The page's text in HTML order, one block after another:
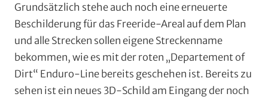
Grundsätzlich stehe auch noch eine erneuerte
Beschilderung für das Freeride-Areal auf dem Plan
und alle Strecken sollen eigene Streckenname
bekommen, wie es mit der roten „Departement of
Dirt“ Enduro-Line bereits geschehen ist. Bereits zu
sehen ist ein neues 3D-Schild am Eingang der noch